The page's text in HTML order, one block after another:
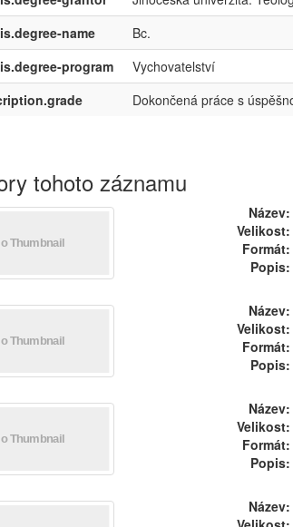
name
Bc.
program
Vychovatelství
Dokončená práce s
tohoto záznamu
Název:
Velikost:
Formát:
Popis:
Název:
Velikost:
Formát:
Popis:
Název:
Velikost:
Formát:
Popis:
Název: